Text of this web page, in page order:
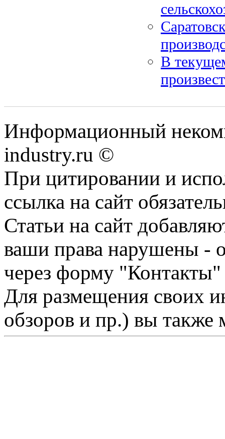
В
Информационный
industry.ru ©
При цитировании и
ссылка на сайт
Статьи на сайт
ваши права нарушены -
через форму "Контакты"
Для размещения своих
обзоров и пр.) вы также